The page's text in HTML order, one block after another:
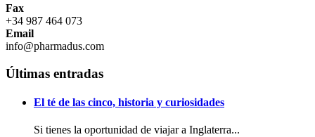
Fax
+34 987 464 073
Email
info@pharmadus.com
Últimas entradas
El té de las cinco, historia y curiosidades
Si tienes la oportunidad de viajar a Inglaterra...